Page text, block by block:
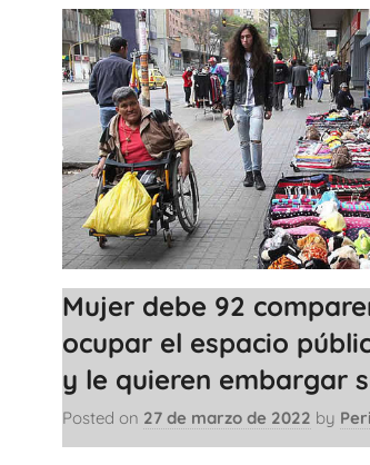
Mujer debe 92
ocupar el espacio
y le quieren embargar
Posted on 27 de marzo de 2022 by